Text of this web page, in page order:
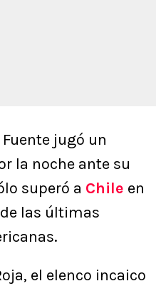
jugó un
la noche ante su
superó a Chile en
las últimas
el elenco incaico